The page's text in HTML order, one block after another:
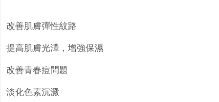
改善肌膚彈性紋路
提高肌膚光澤，增強保濕
改善青春痘問題
淡化色素沉澱